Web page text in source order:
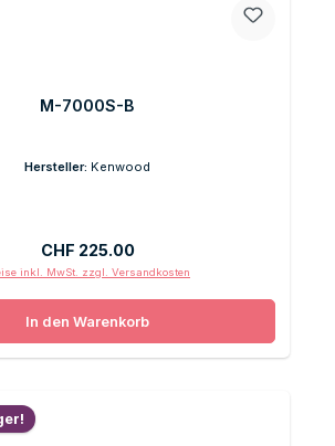
M-7000S-B
Hersteller: Kenwood
Regulärer Preis:
CHF 225.00
inkl. MwSt. zzgl. Versandkosten
In den Warenkorb